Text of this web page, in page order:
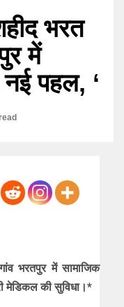
भरत
में
नई पहल, ‘
भरतपुर में सामाजिक
मेडिकल की सुविधा।*